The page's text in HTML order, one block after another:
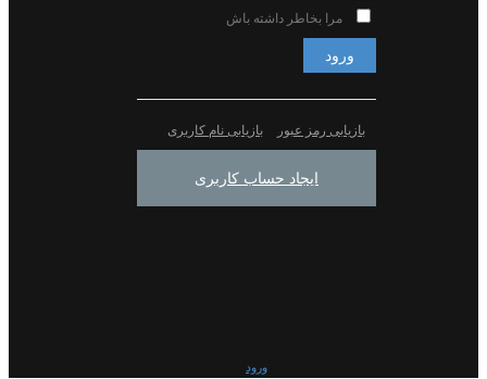
مرا بخاطر داشته باش
ورود
بازیابی رمز عبور بازیابی نام کاربری
ایجاد حساب کاربری
ورود